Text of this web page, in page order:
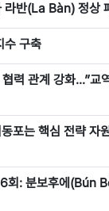
반(La Bàn) 정상
수 구축
력 관계 강화...”교
포는 핵심 전략 자
: 분보후에(Bún